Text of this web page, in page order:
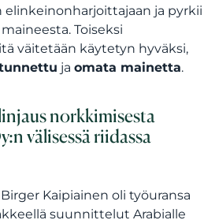
elinkeinonharjoittajaan ja pyrkii
Toiseksi
väitetään käytetyn hyväksi,
ja omata mainetta.
norkkimisesta
välisessä riidassa
Kaipiainen oli työuransa
suunnittelut Arabialle